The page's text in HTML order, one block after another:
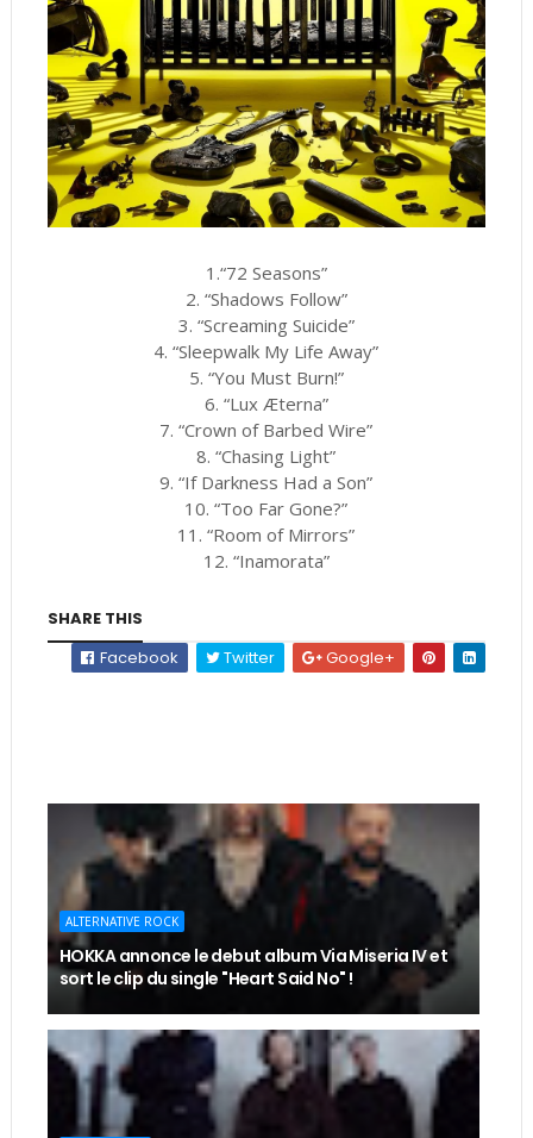
1.“72 Seasons”
2. “Shadows Follow”
3. “Screaming Suicide”
4. “Sleepwalk My Life Away”
5. “You Must Burn!”
6. “Lux Æterna”
7. “Crown of Barbed Wire”
8. “Chasing Light”
9. “If Darkness Had a Son”
10. “Too Far Gone?”
11. “Room of Mirrors”
12. “Inamorata”
SHARE THIS
Facebook
Twitter Google+
ALTERNATIVE ROCK
HOKKA annonce le debut album Via Miseria IV et
sort le clip du single "Heart Said No" !